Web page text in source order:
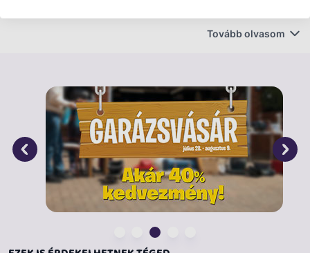
Altasd el a puha Sleepy babát! A Sleepy Baby
venni, és rá tudod adni másik játékbabákra is. A Sleepy
Baby játékbaba mérete: 30 cm. A játékok külön
kaphatóak.
Tovább olvasom